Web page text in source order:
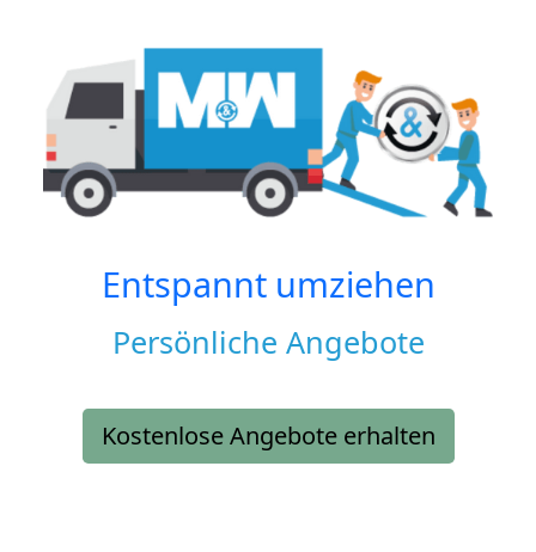
Entspannt umziehen
Persönliche Angebote
Kostenlose Angebote erhalten